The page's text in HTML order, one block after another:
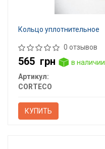
Кольцо уплотнительное
0 отзывов
565 грн
в наличии
Артикул:
CORTECO
КУПИТЬ